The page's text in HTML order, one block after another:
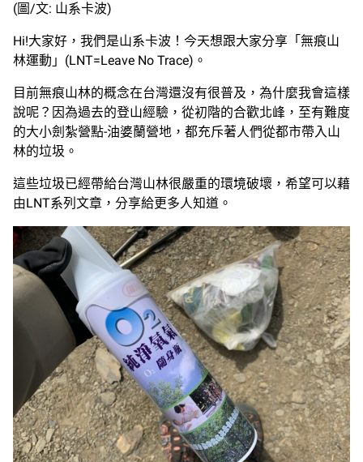
(圖/文: 山系卡波)
Hi!大家好，我們是山系卡波！今天想跟大家分享「無痕山
林運動」(LNT=Leave No Trace)。
目前無痕山林的概念在台灣還沒有很普及，為什麼我會這樣
說呢？因為過去的登山經驗，從初階的合歡北峰，至有難度
的大小劍紮營點-油婆蘭營地，都充斥著人們從都市帶入山
林的垃圾。
這些垃圾已經帶給台灣山林很嚴重的環境破壞，希望可以藉
由LNT系列文章，分享給更多人知道。